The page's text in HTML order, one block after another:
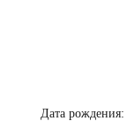
Дата рождения: